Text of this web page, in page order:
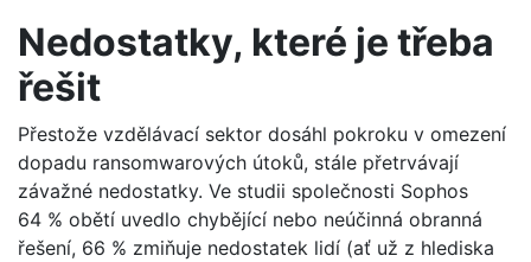
Nedostatky, které je třeba
řešit
Přestože vzdělávací sektor dosáhl pokroku v omezení
dopadu ransomwarových útoků, stále přetrvávají
závažné nedostatky. Ve studii společnosti Sophos
64 % obětí uvedlo chybějící nebo neúčinná obranná
řešení, 66 % zmiňuje nedostatek lidí (ať už z hlediska